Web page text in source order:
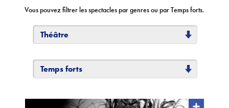
LE TVH
Historique
L'équipe
Artistes associés
Vous pouvez filtrer les spectacles par genres ou par Temps forts.
Théâtre
Temps forts